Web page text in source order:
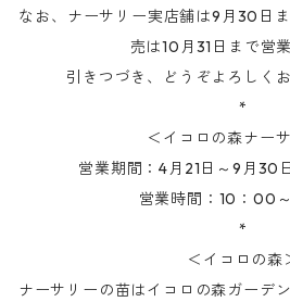
なお、ナーサリー実店舗は9月30日
売は10月31日まで営
引きつづき、どうぞよろしく
*
＜イコロの森ナー
営業期間：4月21日～9月30
営業時間：10：00
*
＜イコロの森
ナーサリーの苗はイコロの森ガーデ